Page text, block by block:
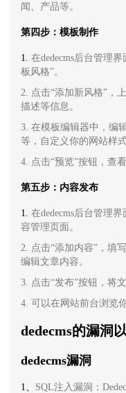
闻、产品等。
第四步：模板制作
1. 在dedecms后台管理
板风格”。
2. 点击“添加新风格”，
描述等信息。
3. 在模板编辑器中，编
等，自定义你的网站样式
4. 点击“预览”按钮，查
第五步：内容发布
1. 在dedecms后台管理
容管理页面。
2. 点击“添加内容”，填
编辑文章内容。
3. 点击“发布”按钮，将
4. 可以在网站前台浏览
dedecms的漏洞
dedecms漏洞
1、 SQL注入漏洞：